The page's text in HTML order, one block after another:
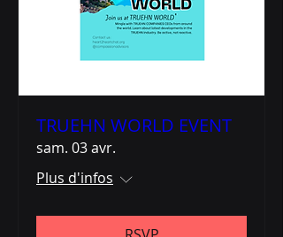
TRUEHN WORLD EVENT
sam. 03 avr.
Plus d'infos